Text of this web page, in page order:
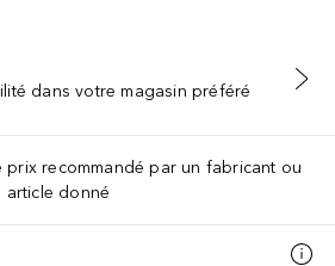
AU PANIER
dans votre magasin préféré
prix recommandé par un fabricant ou
donné